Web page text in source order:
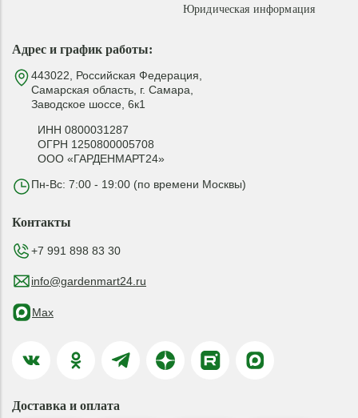
Адрес и график работы:
443022, Российская Федерация,
Самарская область, г. Самара,
Заводское шоссе, 6к1
ИНН 0800031287
ОГРН 1250800005708
ООО «ГАРДЕНМАРТ24»
Пн-Вс: 7:00 - 19:00 (по времени Москвы)
Юридическая информация
Контакты
+7 991 898 83 30
info@gardenmart24.ru
Max
Доставка и оплата